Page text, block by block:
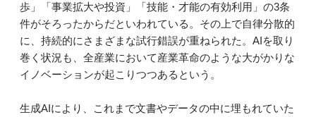
歩」「事業拡大や投資」「技能・才能の有効利用」の3条
件がそろったからだといわれている。その上で自律分散的
に、持続的にさまざまな試行錯誤が重ねられた。AIを取り
巻く状況も、全産業において産業革命のような大がかりな
イノベーションが起こりつつあるという。
生成AIにより、これまで文書やデータの中に埋もれていた